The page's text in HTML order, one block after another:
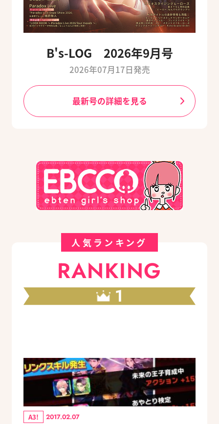
B's-LOG 2026年9月号
2026年07月17日発売
最新号の詳細を見る
人気ランキング
RANKING
1
A3! 2017.02.07